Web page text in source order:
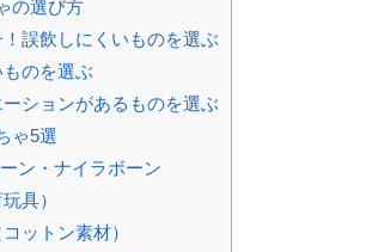
の選び方
誤飲しにくいものを選ぶ
のを選ぶ
ションがあるものを選ぶ
ゃ5選
ン・ナイラボーン
具）
ットン素材）